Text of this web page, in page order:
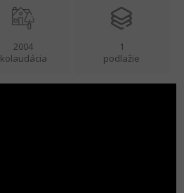
2004
kolaudácia
1
podlažie